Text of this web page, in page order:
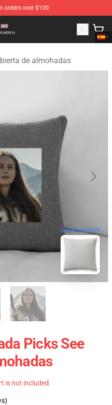
orders over $100
Store
de almohadas
blank template
Picks See
is not included.